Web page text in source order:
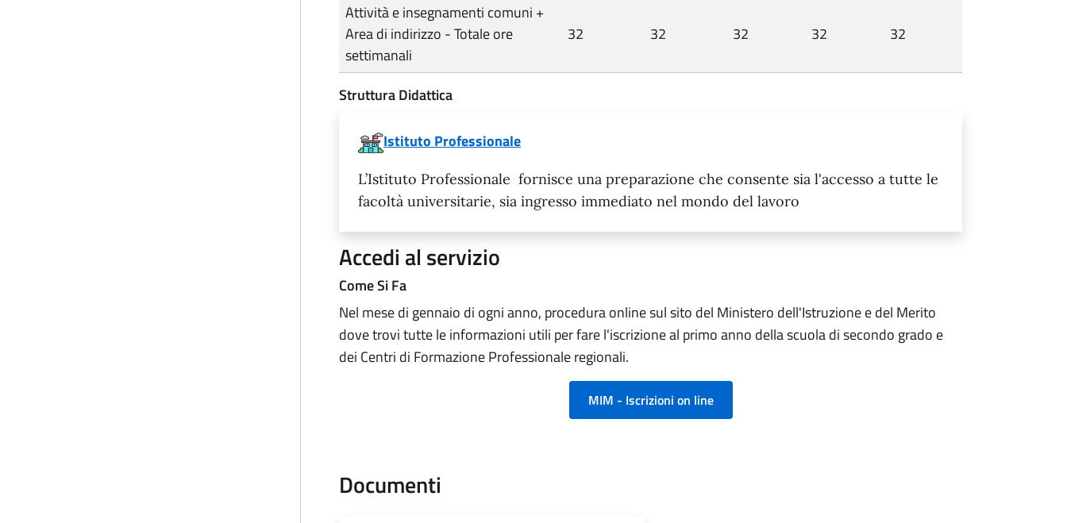
Attività e insegnamenti comuni +
Area di indirizzo - Totale ore
settimanali
32 32 32 32 32
Struttura Didattica
Istituto Professionale
L’Istituto Professionale fornisce una preparazione che consente sia l'accesso a tutte le
facoltà universitarie, sia ingresso immediato nel mondo del lavoro
Accedi al servizio
Come Si Fa
Nel mese di gennaio di ogni anno, procedura online sul sito del Ministero dell'Istruzione e del Merito
dove trovi tutte le informazioni utili per fare l'iscrizione al primo anno della scuola di secondo grado e
dei Centri di Formazione Professionale regionali.
MIM - Iscrizioni on line
Documenti